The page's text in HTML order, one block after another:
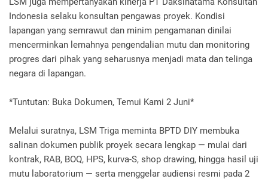
Indonesia selaku konsultan pengawas proyek. Kondisi
lapangan yang semrawut dan minim pengamanan dinilai
mencerminkan lemahnya pengendalian mutu dan monitoring
progres dari pihak yang seharusnya menjadi mata dan telinga
negara di lapangan.
*Tuntutan: Buka Dokumen, Temui Kami 2 Juni*
Melalui suratnya, LSM Triga meminta BPTD DIY membuka
salinan dokumen publik proyek secara lengkap — mulai dari
kontrak, RAB, BOQ, HPS, kurva-S, shop drawing, hingga hasil uji
mutu laboratorium — serta menggelar audiensi resmi pada 2